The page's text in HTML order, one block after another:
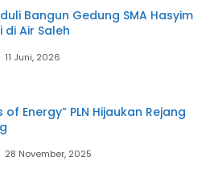
Bangun Gedung SMA Hasyim
di Air Saleh
11 Juni, 2026
of Energy” PLN Hijaukan Rejang
28 November, 2025